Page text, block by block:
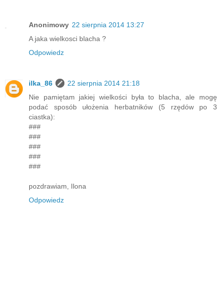
Anonimowy 22 sierpnia 2014 13:27
A jaka wielkosci blacha ?
Odpowiedz
ilka_86
22 sierpnia 2014 21:18
Nie pamiętam jakiej wielkości była to blacha, ale mogę
podać sposób ułożenia herbatników (5 rzędów po 3
ciastka):
###
###
###
###
###
pozdrawiam, Ilona
Odpowiedz